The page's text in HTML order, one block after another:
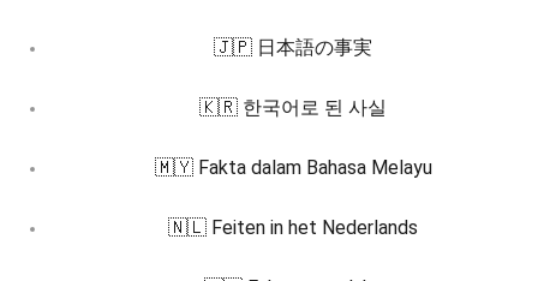
🇯🇵 日本語の事実
🇰🇷 한국어로 된 사실
🇲🇾 Fakta dalam Bahasa Melayu
🇳🇱 Feiten in het Nederlands